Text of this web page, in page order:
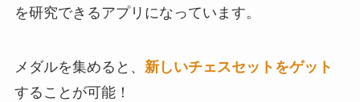
を研究できるアプリ になっています。
メダルを集めると、 新しいチェスセットをゲット
することが可能！